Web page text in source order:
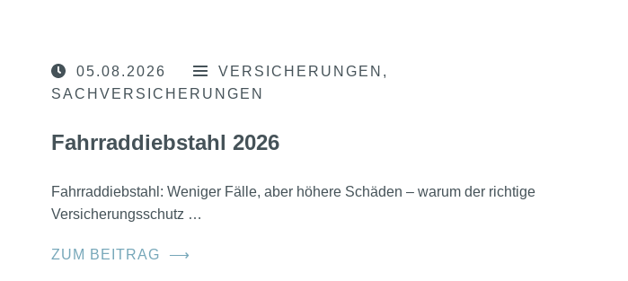
05.08.2026
VERSICHERUNGEN
SACHVERSICHERUNGEN
Fahrraddiebstahl 2026
Fahrraddiebstahl: Weniger Fälle, aber höhere Schäden – warum der richtige
Versicherungsschutz …
ZUM BEITRAG ⟶